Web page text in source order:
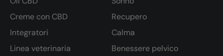
Creme con CBD
Integratori
Linea veterinaria
Recupero
Calma
Benessere pelvico